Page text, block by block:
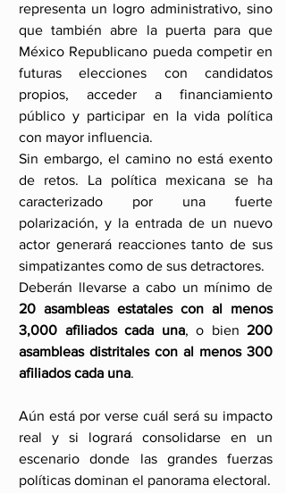
representa un logro administrativo, sino
que también abre la puerta para que
México Republicano pueda competir en
futuras elecciones con candidatos
propios, acceder a financiamiento
público y participar en la vida política
con mayor influencia.
Sin embargo, el camino no está exento
de retos. La política mexicana se ha
caracterizado por una fuerte
polarización, y la entrada de un nuevo
actor generará reacciones tanto de sus
simpatizantes como de sus detractores.
20 asambleas estatales con al menos
3,000 afiliados cada una, o bien 200
asambleas distritales con al menos 300
afiliados cada una.
Aún está por verse cuál será su impacto
real y si logrará consolidarse en un
escenario donde las grandes fuerzas
políticas dominan el panorama electoral.